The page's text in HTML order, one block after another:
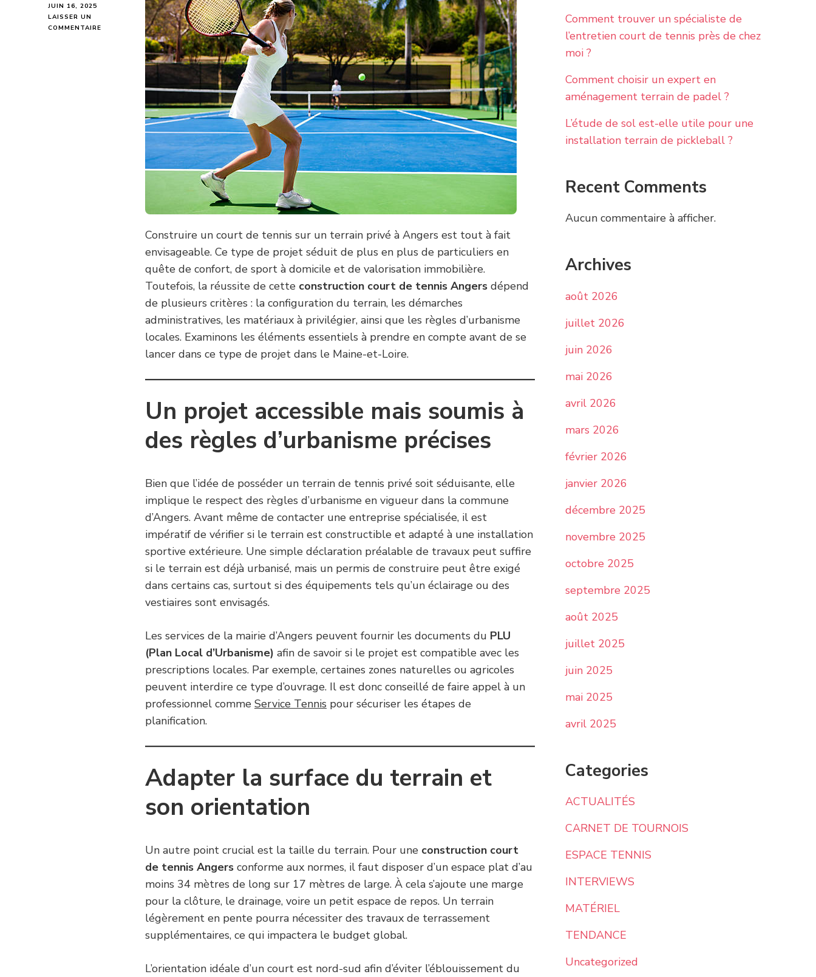
JUIN 16, 2025
LAISSER UN
COMMENTAIRE
CONSTRUIRE
Construire un court de tennis sur un terrain privé à Angers est tout à fait
envisageable. Ce type de projet séduit de plus en plus de particuliers en
quête de confort, de sport à domicile et de valorisation immobilière.
Toutefois, la réussite de cette construction court de tennis Angers dépend
de plusieurs critères : la configuration du terrain, les démarches
administratives, les matériaux à privilégier, ainsi que les règles d’urbanisme
locales. Examinons les éléments essentiels à prendre en compte avant de se
lancer dans ce type de projet dans le Maine-et-Loire.
Un projet accessible mais soumis à
des règles d’urbanisme précises
Bien que l’idée de posséder un terrain de tennis privé soit séduisante, elle
implique le respect des règles d’urbanisme en vigueur dans la commune
d’Angers. Avant même de contacter une entreprise spécialisée, il est
impératif de vérifier si le terrain est constructible et adapté à une installation
sportive extérieure. Une simple déclaration préalable de travaux peut suffire
si le terrain est déjà urbanisé, mais un permis de construire peut être exigé
dans certains cas, surtout si des équipements tels qu’un éclairage ou des
vestiaires sont envisagés.
Les services de la mairie d’Angers peuvent fournir les documents du PLU
(Plan Local d’Urbanisme) afin de savoir si le projet est compatible avec les
prescriptions locales. Par exemple, certaines zones naturelles ou agricoles
peuvent interdire ce type d’ouvrage. Il est donc conseillé de faire appel à un
professionnel comme Service Tennis pour sécuriser les étapes de
planification.
Adapter la surface du terrain et
son orientation
Un autre point crucial est la taille du terrain. Pour une construction court
de tennis Angers conforme aux normes, il faut disposer d’un espace plat d’au
moins 34 mètres de long sur 17 mètres de large. À cela s’ajoute une marge
pour la clôture, le drainage, voire un petit espace de repos. Un terrain
légèrement en pente pourra nécessiter des travaux de terrassement
supplémentaires, ce qui impactera le budget global.
L’orientation idéale d’un court est nord-sud afin d’éviter l’éblouissement du
Comment trouver un spécialiste de
l’entretien court de tennis près de chez
moi ?
Comment choisir un expert en
aménagement terrain de padel ?
L’étude de sol est-elle utile pour une
installation terrain de pickleball ?
Recent Comments
Aucun commentaire à afficher.
Archives
août 2026
juillet 2026
juin 2026
mai 2026
avril 2026
mars 2026
février 2026
janvier 2026
décembre 2025
novembre 2025
octobre 2025
septembre 2025
août 2025
juillet 2025
juin 2025
mai 2025
avril 2025
Categories
ACTUALITÉS
CARNET DE TOURNOIS
ESPACE TENNIS
INTERVIEWS
MATÉRIEL
TENDANCE
Uncategorized